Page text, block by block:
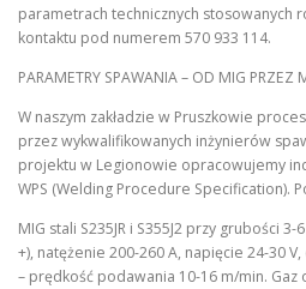
parametrach technicznych stosowanych
kontaktu pod numerem 570 933 114.
PARAMETRY SPAWANIA – OD MIG PRZEZ
W naszym zakładzie w Pruszkowie
przez wykwalifikowanych inżynierów
projektu w Legionowie opracowujemy
WPS (Welding Procedure Specification).
MIG stali S235JR i S355J2 przy grubości
+), natężenie 200-260 A, napięcie 24-30
– prędkość podawania 10-16 m/min. Gaz